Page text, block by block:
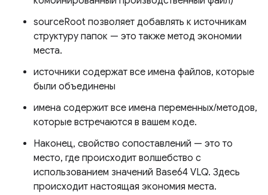
sourceRoot позволяет добавлять к источникам
структуру папок — это также метод экономии
места.
источники содержат все имена файлов, которые
были объединены
имена содержит все имена переменных/методов,
которые встречаются в вашем коде.
Наконец, свойство сопоставлений — это то
место, где происходит волшебство с
использованием значений Base64 VLQ. Здесь
происходит настоящая экономия места.